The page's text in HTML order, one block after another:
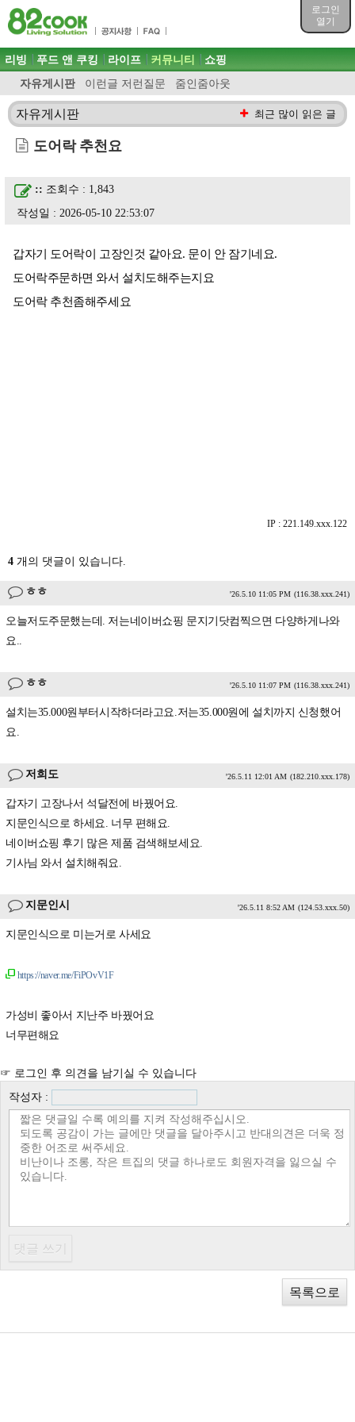
로그인
열기
목차
주메뉴 바로가기
컨텐츠 바로가기
검색 바로가기
로그인 바로가기
주메뉴
리빙 푸드 앤 쿠킹 라이프 커뮤니티
자유게시판 이런글 저런질문 줌인줌아웃
쇼핑
자유게시판 최근 많이 읽은 글
도어락 추천요
:: 조회수 : 1,843
작성일 : 2026-05-10 22:53:07
갑자기 도어락이 고장인것 같아요. 문이 안 잠기네요.
도어락주문하면 와서 설치도해주는지요
도어락 추천좀해주세요
IP : 221.149.xxx.122
4 개의 댓글이 있습니다.
ㅎㅎ '26.5.10 11:05 PM (116.38.xxx.241)
오늘저도주문했는데. 저는네이버쇼핑 문지기닷컴찍으면 다양하게나와
요..
ㅎㅎ '26.5.10 11:07 PM (116.38.xxx.241)
설치는35.000원부터시작하더라고요.저는35.000원에 설치까지 신청했어
요.
저희도 '26.5.11 12:01 AM (182.210.xxx.178)
갑자기 고장나서 석달전에 바꿨어요.
지문인식으로 하세요. 너무 편해요.
네이버쇼핑 후기 많은 제품 검색해보세요.
기사님 와서 설치해줘요.
지문인시 '26.5.11 8:52 AM (124.53.xxx.50)
지문인식으로 미는거로 사세요
https://naver.me/FiPOvV1F
가성비 좋아서 지난주 바꿨어요
너무편해요
☞ 로그인 후 의견을 남기실 수 있습니다
작성자 :
목록으로